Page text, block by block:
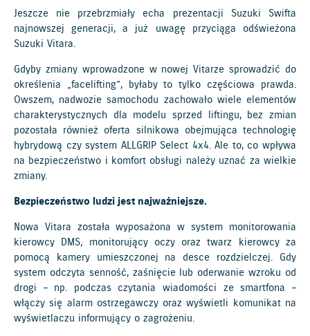
Jeszcze nie przebrzmiały echa prezentacji Suzuki Swifta
najnowszej generacji, a już uwagę przyciąga odświeżona
Suzuki Vitara.
Gdyby zmiany wprowadzone w nowej Vitarze sprowadzić do
określenia „facelifting”, byłaby to tylko częściowa prawda.
Owszem, nadwozie samochodu zachowało wiele elementów
charakterystycznych dla modelu sprzed liftingu, bez zmian
pozostała również oferta silnikowa obejmująca technologię
hybrydową czy system ALLGRIP Select 4x4. Ale to, co wpływa
na bezpieczeństwo i komfort obsługi należy uznać za wielkie
zmiany.
Bezpieczeństwo ludzi jest najważniejsze.
Nowa Vitara została wyposażona w system monitorowania
kierowcy DMS, monitorujący oczy oraz twarz kierowcy za
pomocą kamery umieszczonej na desce rozdzielczej. Gdy
system odczyta senność, zaśnięcie lub oderwanie wzroku od
drogi – np. podczas czytania wiadomości ze smartfona –
włączy się alarm ostrzegawczy oraz wyświetli komunikat na
wyświetlaczu informujący o zagrożeniu.